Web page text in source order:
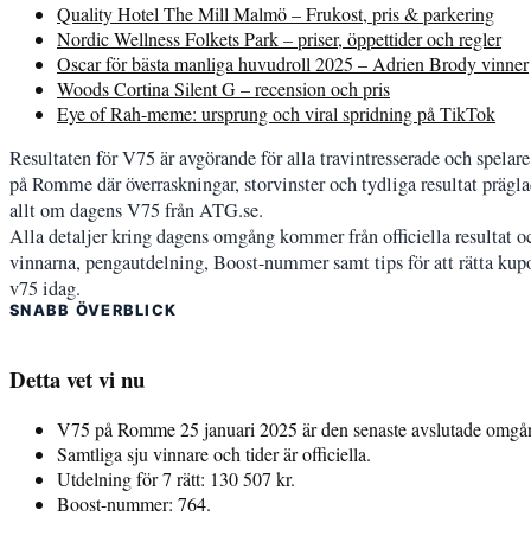
Quality Hotel The Mill Malmö – Frukost, pris & parkering
Nordic Wellness Folkets Park – priser, öppettider och regler
Oscar för bästa manliga huvudroll 2025 – Adrien Brody vinner
Woods Cortina Silent G – recension och pris
Eye of Rah-meme: ursprung och viral spridning på TikTok
Resultaten för V75 är avgörande för alla travintresserade och
på Romme där överraskningar, storvinster och tydliga resultat
allt om dagens V75 från ATG.se.
Alla detaljer kring dagens omgång kommer från officiella resultat
vinnarna, pengautdelning, Boost-nummer samt tips för att rätta
v75 idag.
SNABB ÖVERBLICK
Detta vet vi nu
V75 på Romme 25 januari 2025 är den senaste avslutade
Samtliga sju vinnare och tider är officiella.
Utdelning för 7 rätt: 130 507 kr.
Boost-nummer: 764.